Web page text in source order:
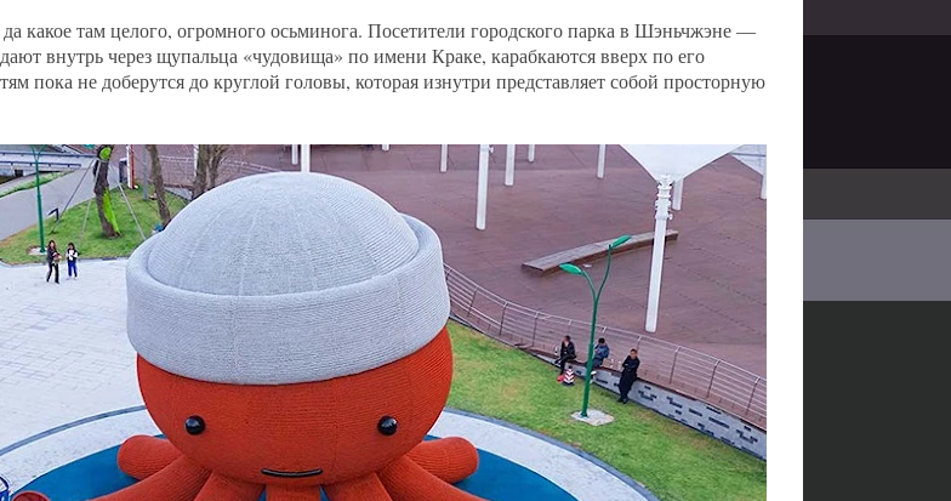
какое там целого, огромного осьминога. Посетители городского парка в Шэньчжэне —
внутрь через щупальца «чудовища» по имени Краке, карабкаются вверх по его
пока не доберутся до круглой головы, которая изнутри представляет собой просторную